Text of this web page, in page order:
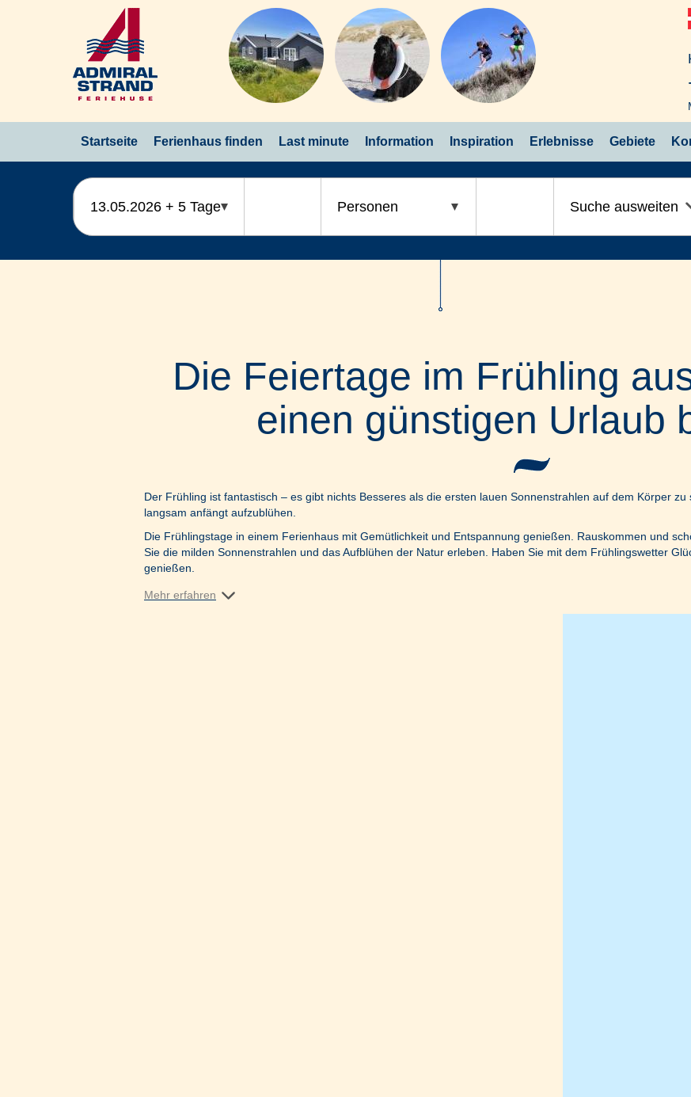
Startseite Ferienhaus finden Last minute Information Inspiration Erlebnisse Gebiete
13.05.2026 + 5 Tage Personen Suche ausweiten
Die Feiertage im Frühling
einen günstigen Urlaub
Der Frühling ist fantastisch – es gibt nichts Besseres als die ersten lauen Sonnenstrahlen auf dem Körper
langsam anfängt aufzublühen.
Die Frühlingstage in einem Ferienhaus mit Gemütlichkeit und Entspannung genießen. Rauskommen und
Sie die milden Sonnenstrahlen und das Aufblühen der Natur erleben. Haben Sie mit dem Frühlingswetter
genießen.
Mehr erfahren